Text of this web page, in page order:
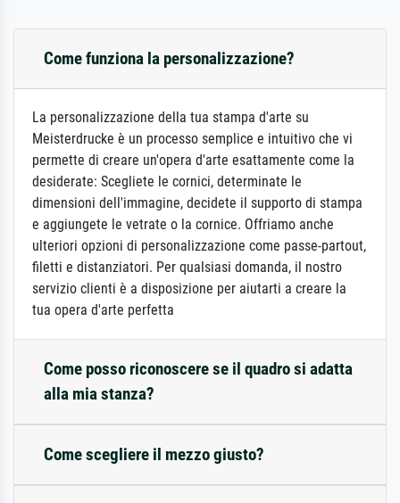
Come funziona la personalizzazione?
La personalizzazione della tua stampa d'arte su
Meisterdrucke è un processo semplice e intuitivo che vi
permette di creare un'opera d'arte esattamente come la
desiderate: Scegliete le cornici, determinate le
dimensioni dell'immagine, decidete il supporto di stampa
e aggiungete le vetrate o la cornice. Offriamo anche
ulteriori opzioni di personalizzazione come passe-partout,
filetti e distanziatori. Per qualsiasi domanda, il nostro
servizio clienti è a disposizione per aiutarti a creare la
tua opera d'arte perfetta
Come posso riconoscere se il quadro si adatta
alla mia stanza?
Come scegliere il mezzo giusto?